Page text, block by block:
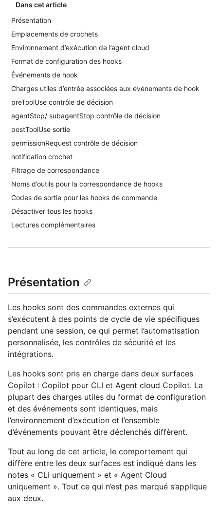
Dans cet article
Présentation
Emplacements de crochets
Environnement d’exécution de l’agent cloud
Format de configuration des hooks
Événements de hook
Charges utiles d’entrée associées aux événements de hook
preToolUse contrôle de décision
agentStop/ subagentStop contrôle de décision
postToolUse sortie
permissionRequest contrôle de décision
notification crochet
Filtrage de correspondance
Noms d’outils pour la correspondance de hooks
Codes de sortie pour les hooks de commande
Désactiver tous les hooks
Lectures complémentaires
Présentation
Les hooks sont des commandes externes qui
s’exécutent à des points de cycle de vie spécifiques
pendant une session, ce qui permet l’automatisation
personnalisée, les contrôles de sécurité et les
intégrations.
Les hooks sont pris en charge dans deux surfaces
Copilot : Copilot pour CLI et Agent cloud Copilot. La
plupart des charges utiles du format de configuration
et des événements sont identiques, mais
l’environnement d’exécution et l’ensemble
d’événements pouvant être déclenchés diffèrent.
Tout au long de cet article, le comportement qui
diffère entre les deux surfaces est indiqué dans les
notes « CLI uniquement » et « Agent Cloud
uniquement ». Tout ce qui n’est pas marqué s’applique
aux deux.